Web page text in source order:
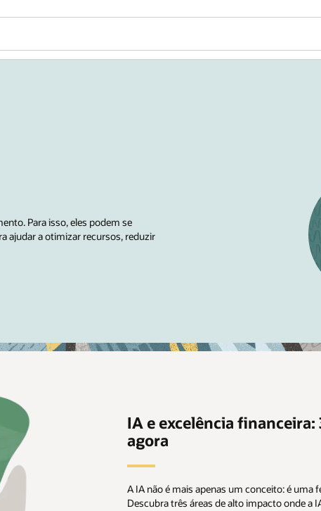
Para isso, eles podem se
ajudar a otimizar recursos, reduzir
IA e excelência
agora
A IA não é mais apenas um conceito: é
Descubra três áreas de alto impacto onde a